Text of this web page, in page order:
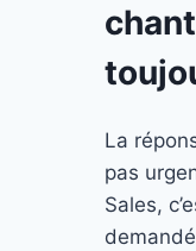
La
pas
Sales,